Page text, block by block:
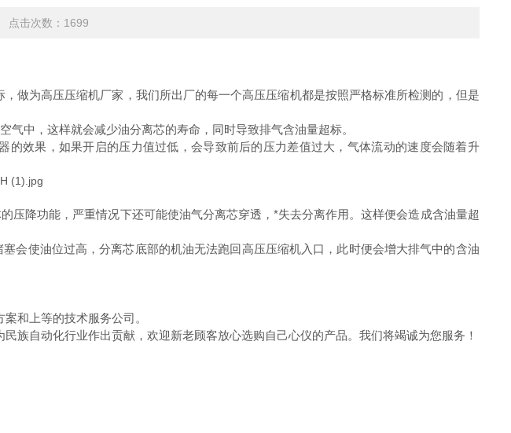
击次数：1699
做为高压压缩机厂家，我们所出厂的每一个高压压缩机都是按照严格标准所检测的，但是
中，这样就会减少油分离芯的寿命，同时导致排气含油量超标。
效果，如果开启的压力值过低，会导致前后的压力差值过大，气体流动的速度会随着升
降功能，严重情况下还可能使油气分离芯穿透，*失去分离作用。这样便会造成含油量超
会使油位过高，分离芯底部的机油无法跑回高压压缩机入口，此时便会增大排气中的含油
和上等的技术服务公司。
自动化行业作出贡献，欢迎新老顾客放心选购自己心仪的产品。我们将竭诚为您服务！